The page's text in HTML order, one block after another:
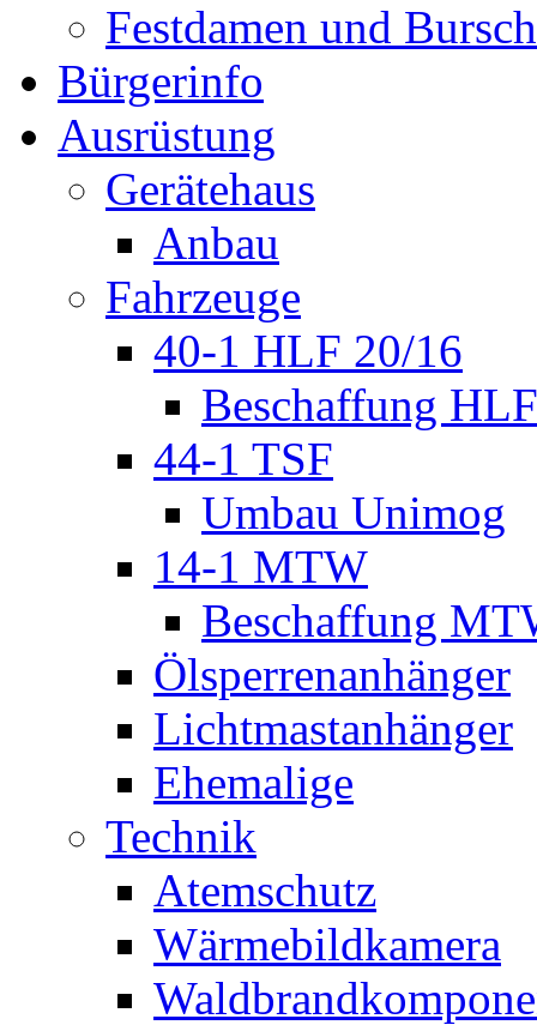
Festdamen und
Bürgerinfo
Ausrüstung
Gerätehaus
Anbau
Fahrzeuge
40-1 HLF 20/16
Beschaffung HLF
44-1 TSF
Umbau Unimog
14-1 MTW
Beschaffung
Ölsperrenanhänger
Lichtmastanhänger
Ehemalige
Technik
Atemschutz
Wärmebildkamera